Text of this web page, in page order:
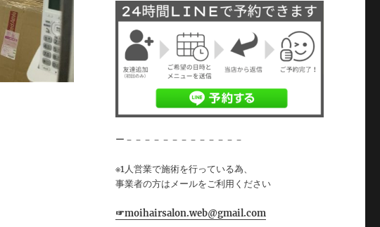
ー－－－－－－－－－－－－－
※1人営業で施術を行っている為、
事業者の方はメールをご利用ください
☞moihairsalon.web@gmail.com